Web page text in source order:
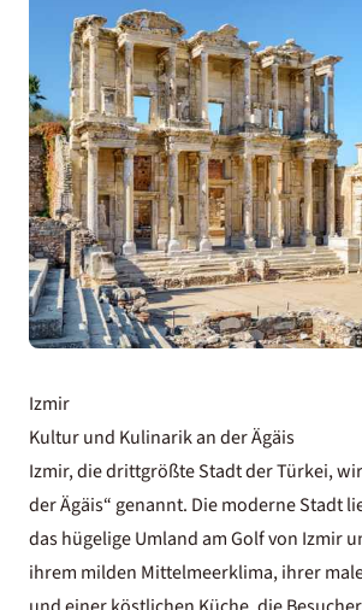
Izmir
Kultur und Kulinarik an der Ägäis
Izmir, die drittgrößte Stadt der Türkei,
der Ägäis“ genannt. Die moderne Stadt
das hügelige Umland am Golf von Izmir
ihrem milden Mittelmeerklima, ihrer